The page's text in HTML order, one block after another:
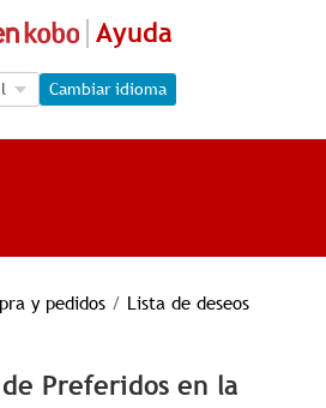
Ayuda
Selection
Selection
Cambiar idioma
y pedidos / Lista de deseos
Preferidos en la